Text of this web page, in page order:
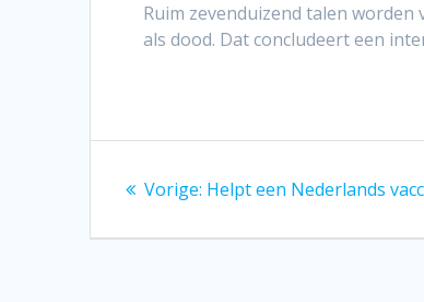
Ruim zevenduizend talen
als dood. Dat concludeert een
navigatie
Vorige: Vorig
Helpt een Nederlands